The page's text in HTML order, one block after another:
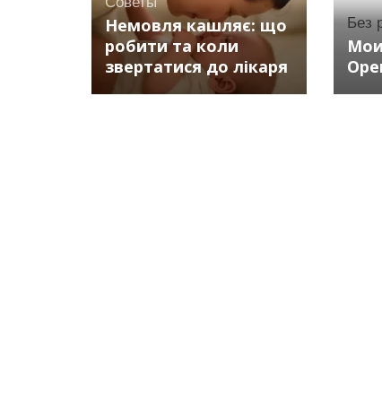
Немовля кашляє: що
робити та коли
звертатися до лікаря
Без